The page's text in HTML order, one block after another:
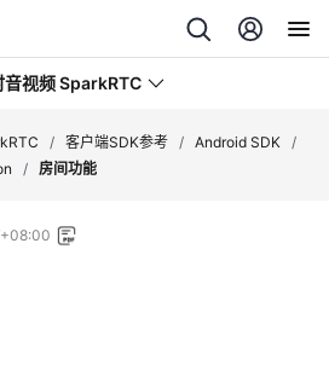
音视频 SparkRTC
/ 客户端SDK参考 / Android SDK /
/ 房间功能